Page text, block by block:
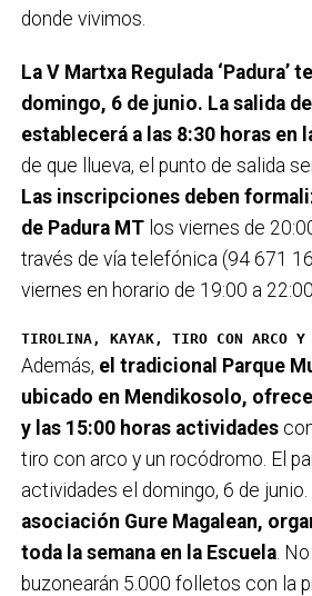
donde vivimos.
La V Martxa Regulada ‘Padura’
domingo, 6 de junio. La salida
establecerá a las 8:30 horas en
de que llueva, el punto de salida
Las inscripciones deben
de Padura MTlos viernes de
través de vía telefónica (94 671
viernes en horario de 19:00 a
TIROLINA, KAYAK, TIRO CON ARCO Y
Además, el tradicional Parque
ubicado en Mendikosolo,
y las 15:00 horas actividades
tiro con arco y un rocódromo. El
actividades el domingo, 6 de
asociación Gure Magalean,
toda la semana en la Escuela.
buzonearán 5.000 folletos con la